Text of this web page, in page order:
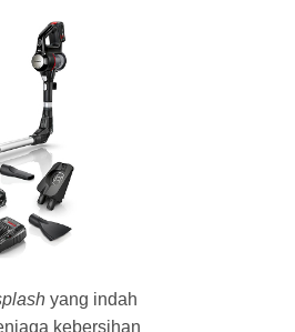
yang indah
kebersihan